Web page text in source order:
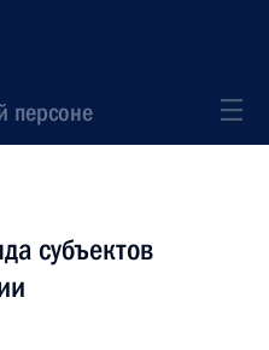
персоне
субъектов